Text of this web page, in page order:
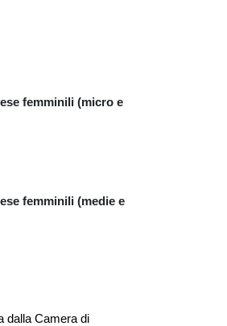
femminili (micro e
femminili (medie e
dalla Camera di